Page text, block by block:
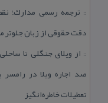
:: ترجمه رسمی مدارك؛
دقت حقوقی از زبان جلوتر
:: از ویلای جنگلی تا
صد اجاره ویلا در
تعطیلات خاطره‌انگیز